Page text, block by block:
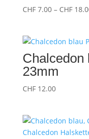
CHF7.00 – CHF
Chalcedon
23mm
CHF12.00